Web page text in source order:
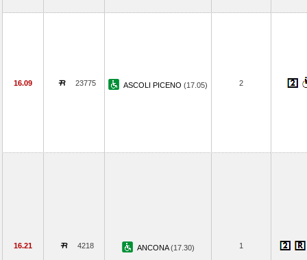
16.09 23775 ASCOLI PICENO (17.05) 2
16.21 4218 ANCONA(17.30) 1